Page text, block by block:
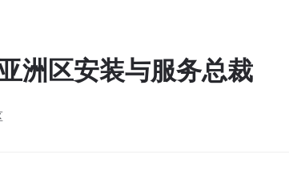
洲区安装与服务总裁